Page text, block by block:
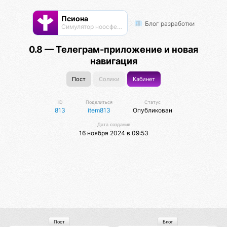
Псиона
Cимулятор ноосферы Блог разработки
0.8 — Телеграм-приложение и новая
навигация
Пост Солики Кабинет
ID
813
Поделиться
item813
Статус
Опубликован
Дата создания
16 ноября 2024 в 09:53
Пост Блог